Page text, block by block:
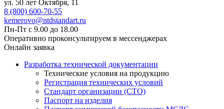
ул. 50 лет Октября, 11
8 (800) 600-70-55
kemerovo@ntdstandart.ru
Пн-Пт с 9.00 до 18.00
Оперативно проконсультируем в мессенджерах
Онлайн заявка
Разработка технической документации
Технические условия на продукцию
Регистрация технических условий
Стандарт организации (СТО)
Паспорт на изделия